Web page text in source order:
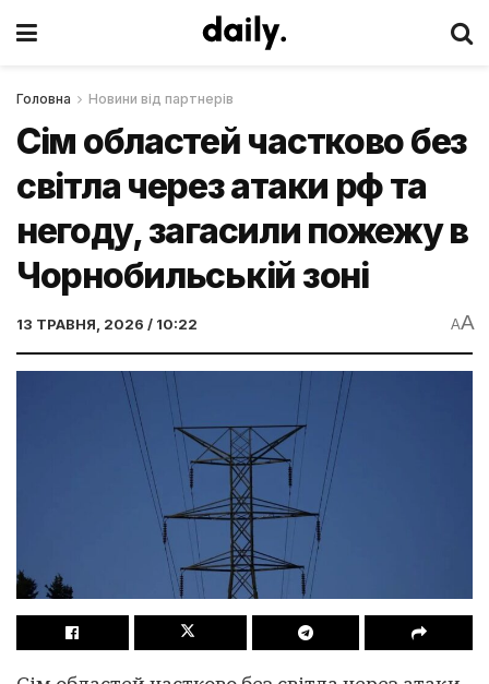
Головна Новини від партнерів
Сім областей частково без
світла через атаки рф та
негоду, загасили пожежу в
Чорнобильській зоні
13 ТРАВНЯ, 2026 / 10:22 AA